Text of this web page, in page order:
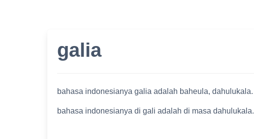
galia
bahasa indonesianya galia adalah baheula, dahulukala.
bahasa indonesianya di gali adalah di masa dahulukala.